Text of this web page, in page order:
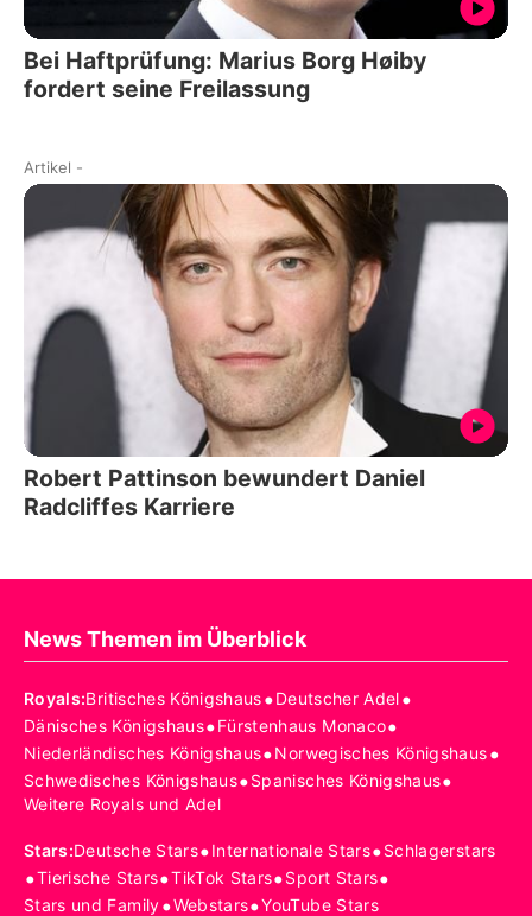
Bei Haftprüfung: Marius Borg Høiby
fordert seine Freilassung
Artikel -
Robert Pattinson bewundert Daniel
Radcliffes Karriere
News Themen im Überblick
Royals:Britisches Königshaus•Deutscher Adel•
Dänisches Königshaus•Fürstenhaus Monaco•
Niederländisches Königshaus•Norwegisches Königshaus•
Schwedisches Königshaus•Spanisches Königshaus•
Weitere Royals und Adel
Stars:Deutsche Stars•Internationale Stars•Schlagerstars
•Tierische Stars•TikTok Stars•Sport Stars•
Stars und Family•Webstars•YouTube Stars